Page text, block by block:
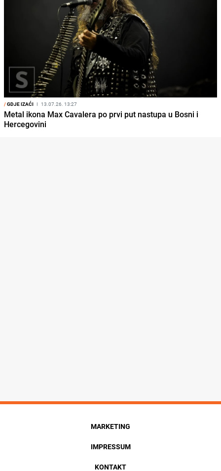
/GDJE IZAĆI I 13.07.26. 13:27
Metal ikona Max Cavalera po prvi put nastupa u Bosni i
Hercegovini
MARKETING
IMPRESSUM
KONTAKT